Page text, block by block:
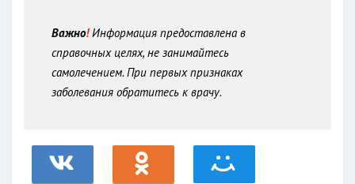
Важно!Информация предоставлена в
справочных целях, не занимайтесь
самолечением. При первых признаках
заболевания обратитесь к врачу.